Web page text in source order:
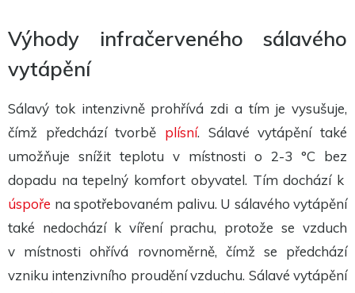
Výhody infračerveného sálavého
vytápění
Sálavý tok intenzivně prohřívá zdi a tím je vysušuje,
čímž předchází tvorbě plísní. Sálavé vytápění také
umožňuje snížit teplotu v místnosti o 2-3 °C bez
dopadu na tepelný komfort obyvatel. Tím dochází k
úspoře na spotřebovaném palivu. U sálavého vytápění
také nedochází k víření prachu, protože se vzduch
v místnosti ohřívá rovnoměrně, čímž se předchází
vzniku intenzivního proudění vzduchu. Sálavé vytápění
je web
Experience
Aby naše
webové
fungovaly
návštěvě co
Pokud tyto
odmítnete,
některé
funkce z
webu zmizí.